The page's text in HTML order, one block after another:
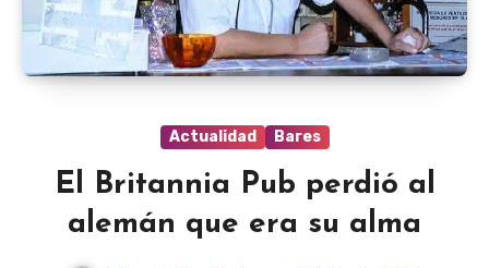
Actualidad Bares
El Britannia Pub perdió al
alemán que era su alma